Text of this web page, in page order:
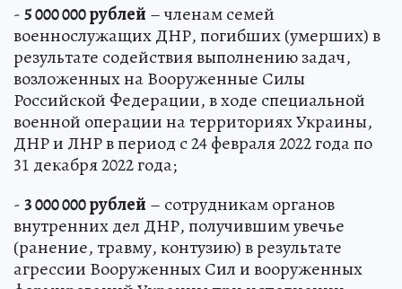
-5 000 000 рублей – членам семей
военнослужащих ДНР, погибших (умерших) в
результате содействия выполнению задач,
возложенных на Вооруженные Силы
Российской Федерации, в ходе специальной
военной операции на территориях Украины,
ДНР и ЛНР в период с 24 февраля 2022 года по
31 декабря 2022 года;
-3 000 000 рублей – сотрудникам органов
внутренних дел ДНР, получившим увечье
(ранение, травму, контузию) в результате
агрессии Вооруженных Сил и вооруженных